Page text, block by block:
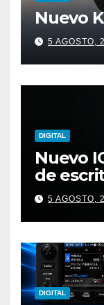
Nuevo
5 AGOSTO,
DIGITAL
Nuevo
de
5 AGOSTO,
DIGITAL